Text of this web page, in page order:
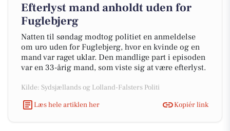
Efterlyst mand anholdt uden for
Fuglebjerg
Natten til søndag modtog politiet en anmeldelse
om uro uden for Fuglebjerg, hvor en kvinde og en
mand var raget uklar. Den mandlige part i episoden
var en 33-årig mand, som viste sig at være efterlyst.
Kilde: Sydsjællands og Lolland-Falsters Politi
Læs hele artiklen her
Kopiér link